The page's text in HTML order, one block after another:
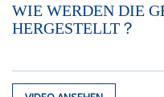
WIE WERDEN DIE
HERGESTELLT？